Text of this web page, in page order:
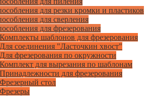
для резки кромки и пластиков
для сверления
для фрезерования
шаблонов для фрезерования
соединения "Ласточкин хвост"
фрезерования по окружности
для вырезания по шаблонам
для фрезерования
стол